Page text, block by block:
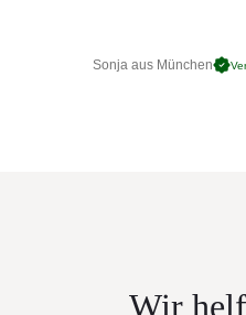
Sonja aus München
Wir